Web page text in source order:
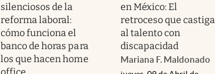
silenciosos de la
reforma laboral:
cómo funciona el
banco de horas para
los que hacen home
office
en México: El
retroceso que castiga
al talento con
discapacidad
Mariana F. Maldonado